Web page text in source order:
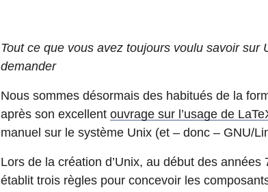
Tout ce que vous avez toujours voulu savoir sur
demander
Nous sommes désormais des habitués de la
après son excellent ouvrage sur l’usage de
manuel sur le système Unix (et – donc – GNU/
Lors de la création d’Unix, au début des
établit trois règles pour concevoir les